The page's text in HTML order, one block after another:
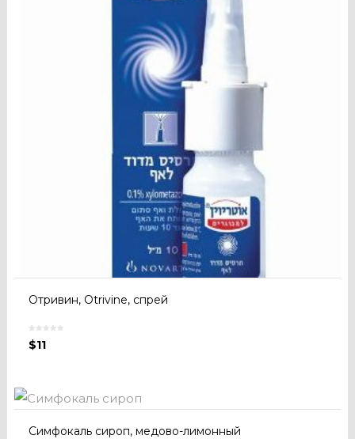
Отривин, Otrivine, спрей
$11
Симфокаль сироп, медово-лимонный